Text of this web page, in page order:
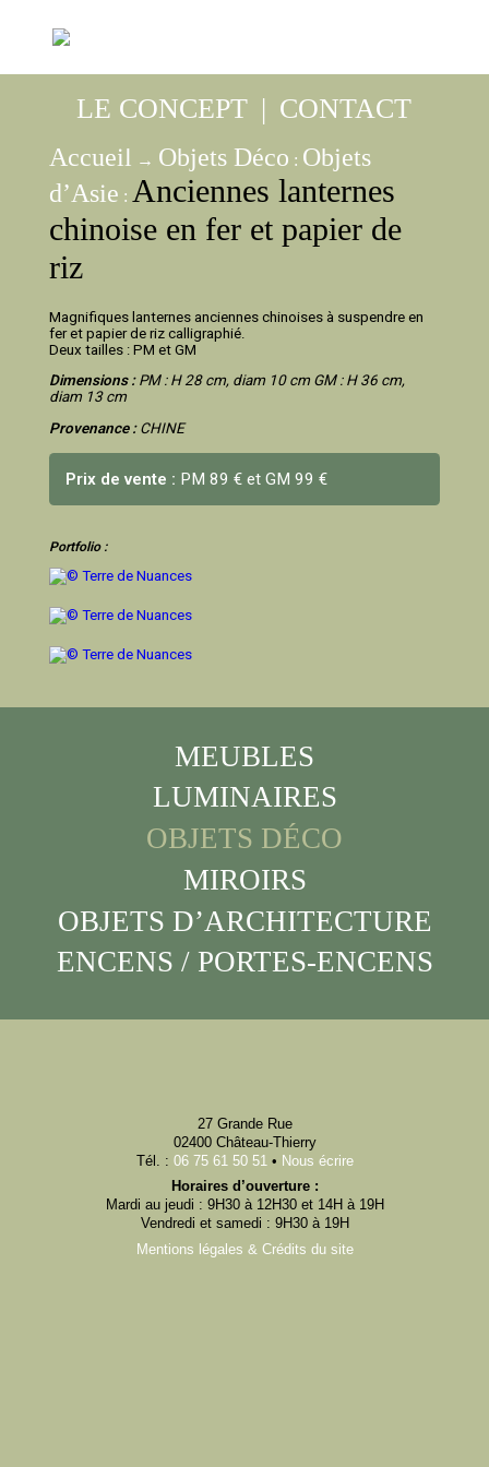
LE CONCEPT | CONTACT
Accueil → Objets Déco : Objets
d’Asie : Anciennes lanternes
chinoise en fer et papier de
riz
Magnifiques lanternes anciennes chinoises à suspendre en
fer et papier de riz calligraphié.
Deux tailles : PM et GM
Dimensions :PM : H 28 cm, diam 10 cm GM : H 36 cm,
diam 13 cm
Provenance :CHINE
Prix de vente : PM 89 € et GM 99 €
Portfolio :
MEUBLES
LUMINAIRES
OBJETS DÉCO
MIROIRS
OBJETS D’ARCHITECTURE
ENCENS / PORTES-ENCENS
27 Grande Rue
02400 Château-Thierry
Tél. : 06 75 61 50 51 • Nous écrire
Horaires d’ouverture :
Mardi au jeudi : 9H30 à 12H30 et 14H à 19H
Vendredi et samedi : 9H30 à 19H
Mentions légales & Crédits du site